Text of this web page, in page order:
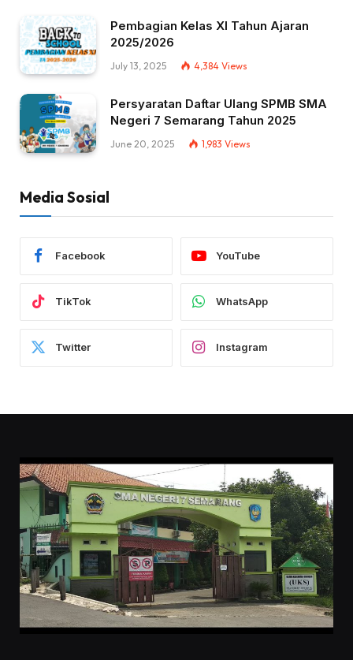
Pembagian Kelas XI Tahun Ajaran
2025/2026
July 13, 2025 4,384 Views
Persyaratan Daftar Ulang SPMB SMA
Negeri 7 Semarang Tahun 2025
June 20, 2025 1,983 Views
Media Sosial
Facebook YouTube
TikTok WhatsApp
Twitter Instagram